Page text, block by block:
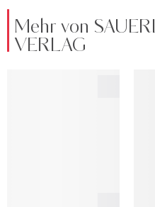
Mehr von
VERLAG